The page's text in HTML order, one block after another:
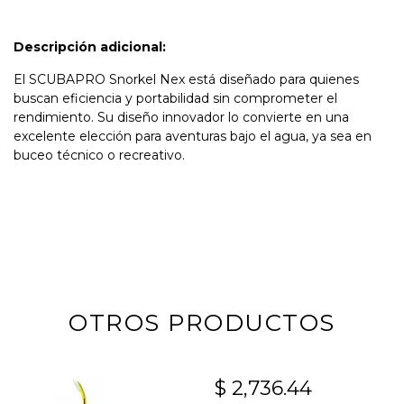
Descripción adicional:
El SCUBAPRO Snorkel Nex está diseñado para quienes
buscan eficiencia y portabilidad sin comprometer el
rendimiento. Su diseño innovador lo convierte en una
excelente elección para aventuras bajo el agua, ya sea en
buceo técnico o recreativo.
OTROS PRODUCTOS
$ 2,736.44